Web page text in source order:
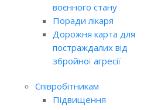
воєнного стану
Поради лікаря
Дорожня карта для
постраждалих від
збройної агресії
Співробітникам
Підвищення